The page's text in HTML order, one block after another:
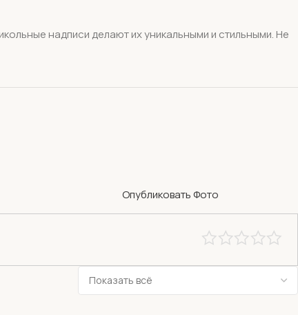
надписи делают их уникальными и стильными. Не
Опубликовать Фото